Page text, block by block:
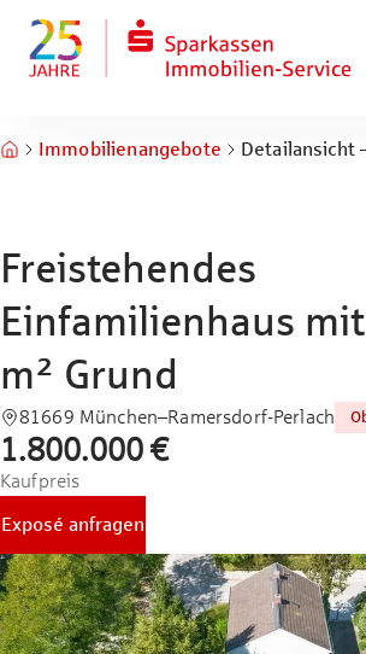
Zum Fuß springen
Immobilienangebote Detailansicht
Freistehendes
Einfamilienhaus
m² Grund
81669 München–Ramersdorf-Perlach
1.800.000 €
Kaufpreis
Exposé anfragen